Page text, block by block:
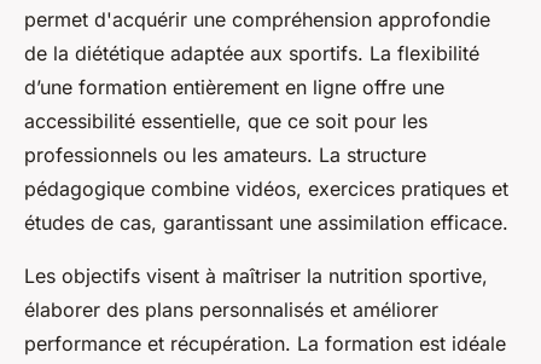
permet d'acquérir une compréhension approfondie
de la diététique adaptée aux sportifs. La flexibilité
d’une formation entièrement en ligne offre une
accessibilité essentielle, que ce soit pour les
professionnels ou les amateurs. La structure
pédagogique combine vidéos, exercices pratiques et
études de cas, garantissant une assimilation efficace.
Les objectifs visent à maîtriser la nutrition sportive,
élaborer des plans personnalisés et améliorer
performance et récupération. La formation est idéale